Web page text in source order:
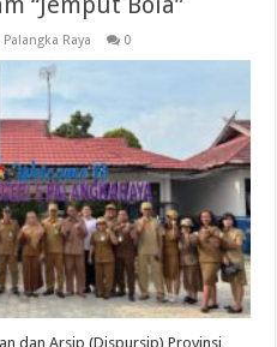
Palangka Raya 0
dan Arsip (Dispursip) Provinsi